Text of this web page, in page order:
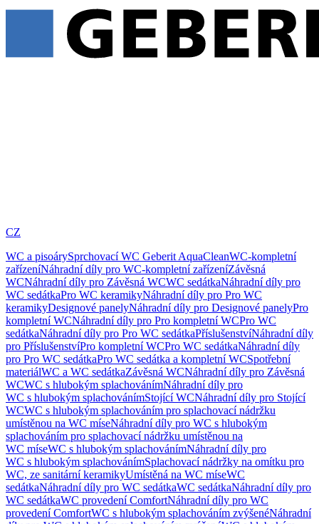
CZ
WC a pisoárySprchovací WC Geberit AquaCleanWC-kompletní
zařízeníNáhradní díly pro WC-kompletní zařízeníZávěsná
WCNáhradní díly pro Závěsná WCWC sedátkaNáhradní díly pro
WC sedátkaPro WC keramikyNáhradní díly pro Pro WC
keramikyDesignové panelyNáhradní díly pro Designové panelyPro
kompletní WCNáhradní díly pro Pro kompletní WCPro WC
sedátkaNáhradní díly pro Pro WC sedátkaPříslušenstvíNáhradní díly
pro PříslušenstvíPro kompletní WCPro WC sedátkaNáhradní díly
pro Pro WC sedátkaPro WC sedátka a kompletní WCSpotřební
materiálWC a WC sedátkaZávěsná WCNáhradní díly pro Závěsná
WCWC s hlubokým splachovánímNáhradní díly pro
WC s hlubokým splachovánímStojící WCNáhradní díly pro Stojící
WCWC s hlubokým splachováním pro splachovací nádržku
umístěnou na WC míseNáhradní díly pro WC s hlubokým
splachováním pro splachovací nádržku umístěnou na
WC míseWC s hlubokým splachovánímNáhradní díly pro
WC s hlubokým splachovánímSplachovací nádržky na omítku pro
WC, ze sanitární keramikyUmístěná na WC míseWC
sedátkaNáhradní díly pro WC sedátkaWC sedátkaNáhradní díly pro
WC sedátkaWC provedení ComfortNáhradní díly pro WC
provedení ComfortWC s hlubokým splachováním zvýšenéNáhradní